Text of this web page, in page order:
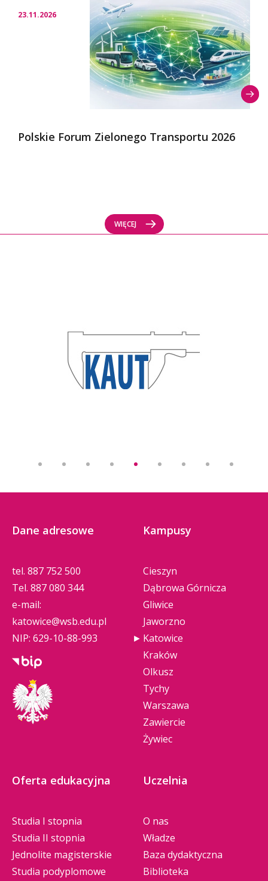
23.11.2026
Polskie Forum Zielonego Transportu 2026
WIĘCEJ
Dane adresowe
tel. 887 752 500
Tel. 887 080 344
e-mail:
katowice@wsb.edu.pl
NIP: 629-10-88-993
Kampusy
Cieszyn
Dąbrowa Górnicza
Gliwice
Jaworzno
Katowice
Kraków
Olkusz
Tychy
Warszawa
Zawiercie
Żywiec
Oferta edukacyjna
Studia I stopnia
Studia II stopnia
Jednolite magisterskie
Studia podyplomowe
Uczelnia
O nas
Władze
Baza dydaktyczna
Biblioteka